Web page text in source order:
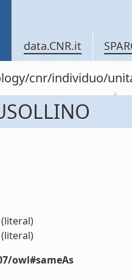
data.CNR.it
cnr/individuo/
(literal)
(literal)
owl#sameAs